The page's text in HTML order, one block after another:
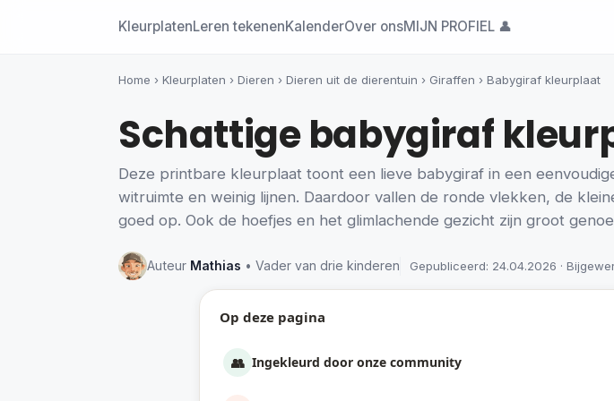
KleurplatenLeren tekenenKalenderOver onsMIJN PROFIEL 👤
Home › Kleurplaten › Dieren › Dieren uit de dierentuin › Giraffen › Babygiraf kleurplaat
Schattige babygiraf
Deze printbare kleurplaat toont een lieve babygiraf in een
witruimte en weinig lijnen. Daardoor vallen de ronde vlekken, de
goed op. Ook de hoefjes en het glimlachende gezicht zijn groot
Auteur Mathias • Vader van drie kinderen Gepubliceerd: 24.04.2026 ·
Op deze pagina
👥 Ingekleurd door onze community